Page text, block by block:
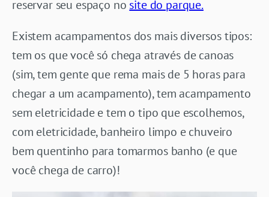
reservar seu espaço no site do parque.
Existem acampamentos dos mais diversos tipos:
tem os que você só chega através de canoas
(sim, tem gente que rema mais de 5 horas para
chegar a um acampamento), tem acampamento
sem eletricidade e tem o tipo que escolhemos,
com eletricidade, banheiro limpo e chuveiro
bem quentinho para tomarmos banho (e que
você chega de carro)!